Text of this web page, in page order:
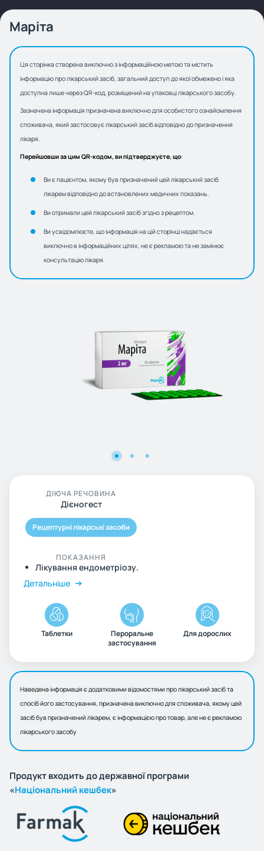
Маріта
Ця сторінка створена виключно з інформаційною метою та містить
інформацію про лікарський засіб, загальний доступ до якої обмежено і яка
доступна лише через QR-код, розміщений на упаковці лікарського засобу.
Зазначена інформація призначена виключно для особистого ознайомлення
споживача, який застосовує лікарський засіб відповідно до призначення
лікаря.
Перейшовши за цим QR-кодом, ви підтверджуєте, що:
Ви є пацієнтом, якому був призначений цей лікарський засіб
лікарем відповідно до встановлених медичних показань.
Ви отримали цей лікарський засіб згідно з рецептом.
Ви усвідомлюєте, що інформація на цій сторінці надається
виключно в інформаційних цілях, не є рекламою та не замінює
консультацію лікаря.
ДІЮЧА РЕЧОВИНА
Дієногест
Рецептурні лікарські засоби
ПОКАЗАННЯ
Лікування ендометріозу.
Детальніше
Таблетки
Пероральне
застосування
Для дорослих
Наведена інформація є додатковими відомостями про лікарський засіб та
спосіб його застосування, призначена виключно для споживача, якому цей
засіб був призначений лікарем, є інформацією про товар, але не є рекламою
лікарського засобу
Продукт входить до державної програми
«Національний кешбек»